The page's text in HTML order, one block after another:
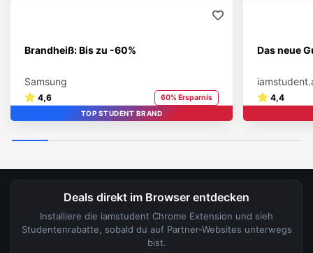
Brandheiß: Bis zu -60%
Samsung
4,6 60% Ersparnis
TOP STUDENT BRAND
Das neue
4,4
Deals direkt im Browser entdecken
Installiere die iamstudent Chrome Extension und sieh
Studentenrabatte, sobald du auf Partner-Websites unterwegs
bist.